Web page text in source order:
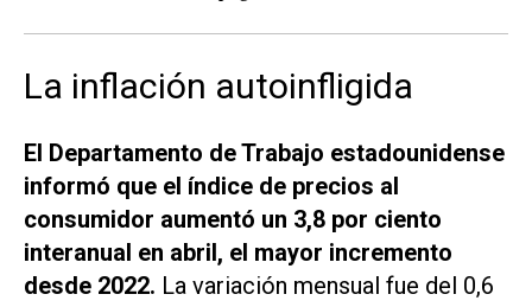
La inflación autoinfligida
El Departamento de Trabajo estadounidense
informó que el índice de precios al
consumidor aumentó un 3,8 por ciento
interanual en abril, el mayor incremento
desde 2022. La variación mensual fue del 0,6